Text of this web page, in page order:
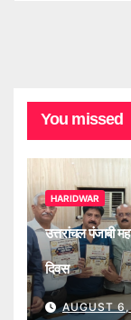
You missed
HARIDWAR
उत्तरांचल पंजाबी
दिवस
AUGUST